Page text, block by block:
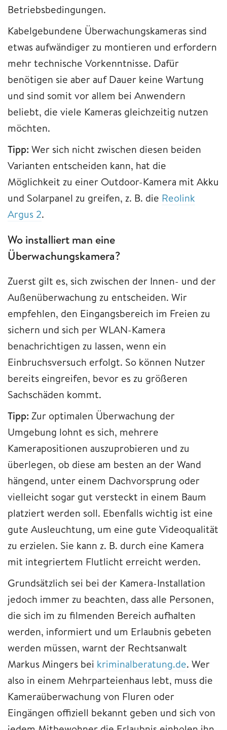
Betriebsbedingungen.
Kabelgebundene Überwachungskameras sind
etwas aufwändiger zu montieren und erfordern
mehr technische Vorkenntnisse. Dafür
benötigen sie aber auf Dauer keine Wartung
und sind somit vor allem bei Anwendern
beliebt, die viele Kameras gleichzeitig nutzen
möchten.
Tipp: Wer sich nicht zwischen diesen beiden
Varianten entscheiden kann, hat die
Möglichkeit zu einer Outdoor-Kamera mit Akku
und Solarpanel zu greifen, z. B. die Reolink
Argus 2.
Wo installiert man eine
Überwachungskamera?
Zuerst gilt es, sich zwischen der Innen- und der
Außenüberwachung zu entscheiden. Wir
empfehlen, den Eingangsbereich im Freien zu
sichern und sich per WLAN-Kamera
benachrichtigen zu lassen, wenn ein
Einbruchsversuch erfolgt. So können Nutzer
bereits eingreifen, bevor es zu größeren
Sachschäden kommt.
Tipp: Zur optimalen Überwachung der
Umgebung lohnt es sich, mehrere
Kamerapositionen auszuprobieren und zu
überlegen, ob diese am besten an der Wand
hängend, unter einem Dachvorsprung oder
vielleicht sogar gut versteckt in einem Baum
platziert werden soll. Ebenfalls wichtig ist eine
gute Ausleuchtung, um eine gute Videoqualität
zu erzielen. Sie kann z. B. durch eine Kamera
mit integriertem Flutlicht erreicht werden.
Grundsätzlich sei bei der Kamera-Installation
jedoch immer zu beachten, dass alle Personen,
die sich im zu filmenden Bereich aufhalten
werden, informiert und um Erlaubnis gebeten
werden müssen, warnt der Rechtsanwalt
Markus Mingers bei kriminalberatung.de. Wer
also in einem Mehrparteienhaus lebt, muss die
Kameraüberwachung von Fluren oder
Eingängen offiziell bekannt geben und sich von